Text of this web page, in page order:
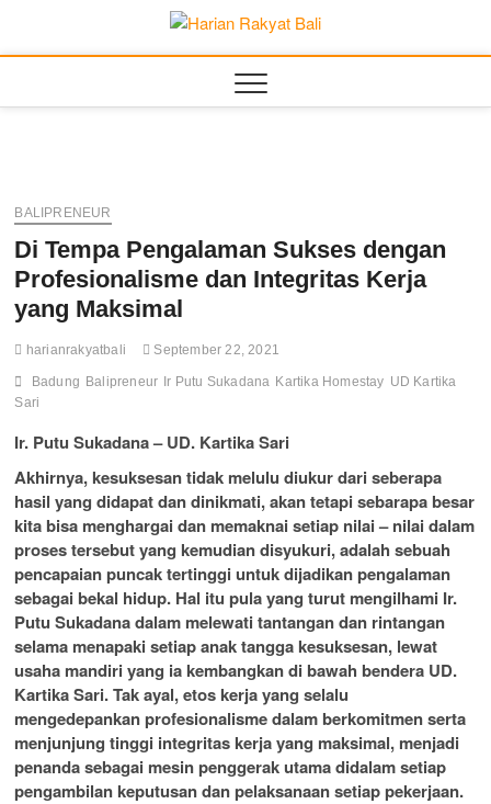
content
Harian
SEMANGAT
BALIPRENEUR
Di Tempa Pengalaman Sukses dengan
Profesionalisme dan Integritas Kerja
yang Maksimal
harianrakyatbali September 22, 2021
Badung Balipreneur Ir Putu Sukadana Kartika Homestay UD Kartika
Sari
Ir. Putu Sukadana – UD. Kartika Sari
Akhirnya, kesuksesan tidak melulu diukur dari seberapa
hasil yang didapat dan dinikmati, akan tetapi sebarapa besar
kita bisa menghargai dan memaknai setiap nilai – nilai dalam
proses tersebut yang kemudian disyukuri, adalah sebuah
pencapaian puncak tertinggi untuk dijadikan pengalaman
sebagai bekal hidup. Hal itu pula yang turut mengilhami Ir.
Putu Sukadana dalam melewati tantangan dan rintangan
selama menapaki setiap anak tangga kesuksesan, lewat
usaha mandiri yang ia kembangkan di bawah bendera UD.
Kartika Sari. Tak ayal, etos kerja yang selalu
mengedepankan profesionalisme dalam berkomitmen serta
menjunjung tinggi integritas kerja yang maksimal, menjadi
penanda sebagai mesin penggerak utama didalam setiap
pengambilan keputusan dan pelaksanaan setiap pekerjaan.